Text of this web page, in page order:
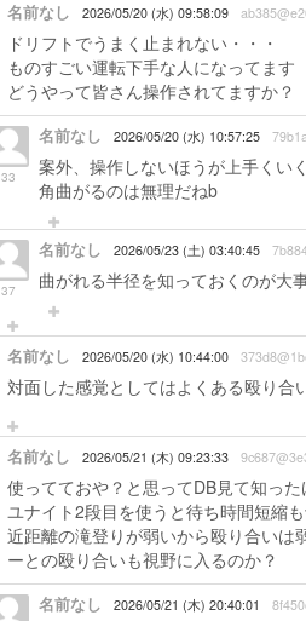
名前なし 2026/05/20 (水) 09:58:09
ドリフトでうまく止まれない・・・
ものすごい運転下手な人になってます
どうやって皆さん操作されてますか？
33
名前なし 2026/05/20 (水) 10:57:25
案外、操作しないほうが上手くいく
角曲がるのは無理だねb
37
名前なし 2026/05/23 (土) 03:40:45
曲がれる半径を知っておくのが大
名前なし 2026/05/20 (水) 10:44:00
対面した感覚としてはよくある殴り合
名前なし 2026/05/21 (木) 09:23:33
使ってておや？と思ってDB見て知っ
ユナイト2段目を使うと待ち時間短縮
近距離の滝登りが弱いから殴り合いは
ーとの殴り合いも視野に入るのか？
名前なし 2026/05/21 (木) 20:40:01